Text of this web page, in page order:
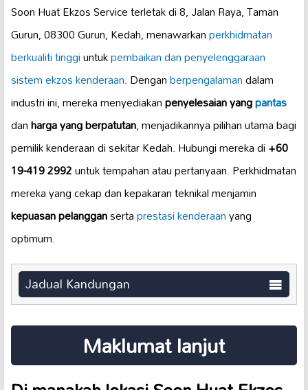
Soon Huat Ekzos Service terletak di 8, Jalan Raya, Taman
Gurun, 08300 Gurun, Kedah, menawarkanperkhidmatan
berkualiti tinggiuntukpembaikan dan penyelenggaraan
sistem ekzos kenderaan. Denganberpengalamandalam
industri ini, mereka menyediakanpenyelesaian yangpantas
danharga yang berpatutan, menjadikannya pilihan utama bagi
pemilik kenderaan di sekitar Kedah. Hubungi mereka di+60
19-419 2992untuk tempahan atau pertanyaan. Perkhidmatan
mereka yang cekap dan kepakaran teknikal menjamin
kepuasan pelanggansertaprestasi kenderaanyang
optimum.
Jadual Kandungan
Maklumat lanjut